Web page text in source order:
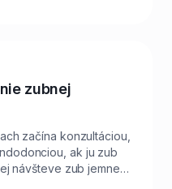
kontrolujeme tesnosť
parodontitída a
starostlivosti je
zubnej
začína konzultáciou,
ak ju zub
návšteve zub jemne